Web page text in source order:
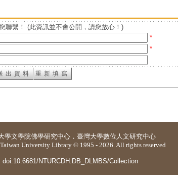
聯繫！ (此資訊並不會公開，請您放心！)
*
*
學文學院佛學研究中心 ． 臺灣大學數位人文研究中心
University Library © 1995 - 2026. All rights reserved
doi:10.6681/NTURCDH.DB_DLMBS/Collection